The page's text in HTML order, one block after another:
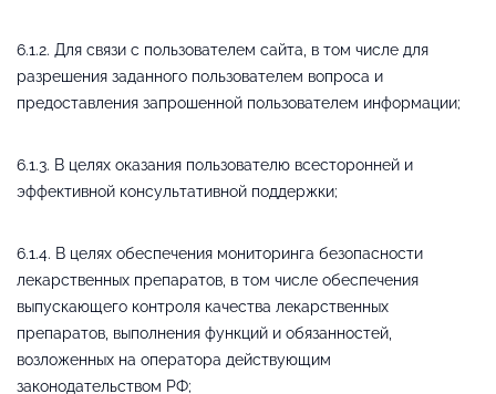
6.1.2. Для связи с пользователем сайта, в том числе для
разрешения заданного пользователем вопроса и
предоставления запрошенной пользователем информации;
6.1.3. В целях оказания пользователю всесторонней и
эффективной консультативной поддержки;
6.1.4. В целях обеспечения мониторинга безопасности
лекарственных препаратов, в том числе обеспечения
выпускающего контроля качества лекарственных
препаратов, выполнения функций и обязанностей,
возложенных на оператора действующим
законодательством РФ;